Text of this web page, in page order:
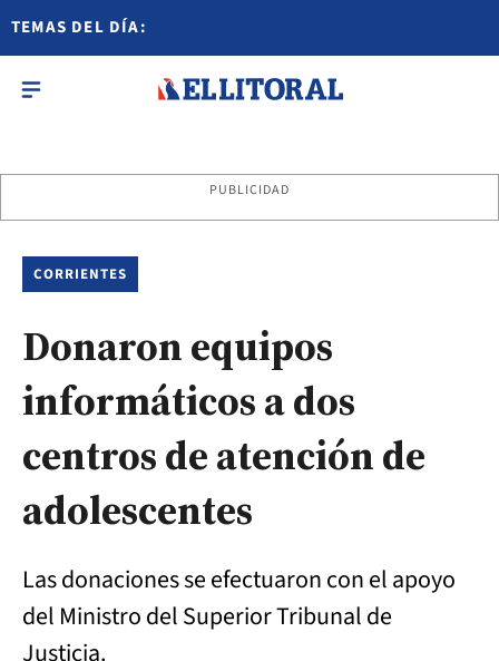
TEMAS DEL DÍA:
PUBLICIDAD
CORRIENTES
Donaron equipos
informáticos a dos
centros de atención de
adolescentes
Las donaciones se efectuaron con el apoyo
del Ministro del Superior Tribunal de
Justicia.